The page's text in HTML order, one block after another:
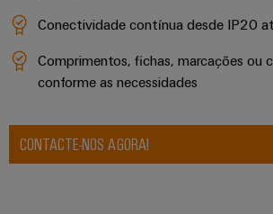
elétricos
Máquinas
Soluções
vários
setores
de
(OEM)
Medição
energia
Industrial
AI
Conectividade contínua desde IP20
Comprimentos, fichas, marcações ou
conforme as necessidades
CONTACTE-NOS AGORA!